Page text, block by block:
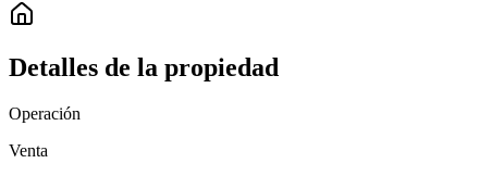
Detalles de la propiedad
Operación
Venta